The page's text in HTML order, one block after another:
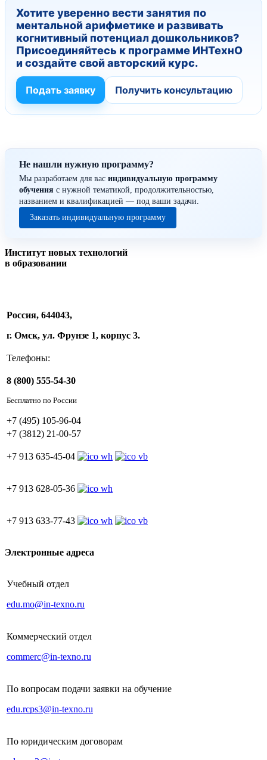
Хотите уверенно вести занятия по
ментальной арифметике и развивать
когнитивный потенциал дошкольников?
Присоединяйтесь к программе ИНТехнО
и создайте свой авторский курс.
Подать заявку Получить консультацию
Не нашли нужную программу?
Мы разработаем для вас индивидуальную программу
обучения с нужной тематикой, продолжительностью,
названием и квалификацией — под ваши задачи.
Заказать индивидуальную программу
Институт новых технологий
в образовании
Россия, 644043,
г. Омск, ул. Фрунзе 1, корпус 3.
Телефоны:
8 (800) 555-54-30
Бесплатно по России
+7 (495) 105-96-04
+7 (3812) 21-00-57
+7 913 635-45-04
+7 913 628-05-36
+7 913 633-77-43
Электронные адреса
Учебный отдел
edu.mo@in-texno.ru
Коммерческий отдел
commerc@in-texno.ru
По вопросам подачи заявки на обучение
edu.rcps3@in-texno.ru
По юридическим договорам